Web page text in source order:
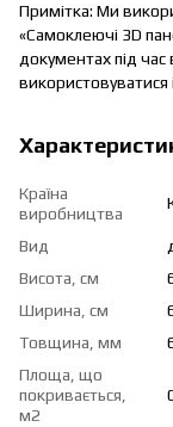
Примітка: Ми
«Самоклеючі 3D
документах під
Країна
виробництва
Вид
Висота, см
Ширина, см
Товщина, мм
Площа, що
покривається,
м2